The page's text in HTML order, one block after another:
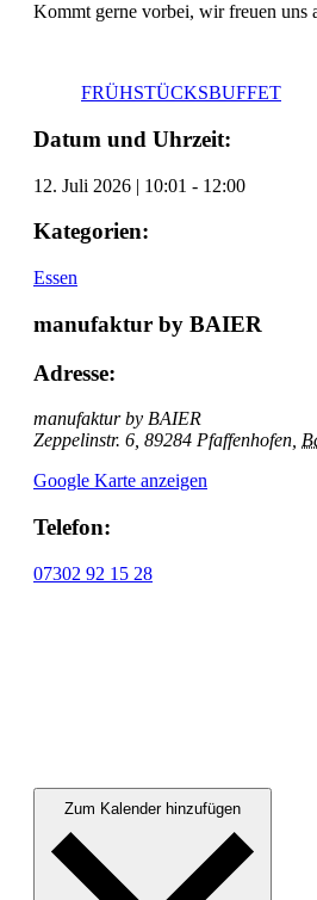
Kommt gerne vorbei, wir freuen uns
FRÜHSTÜCKSBUFFET
Datum und Uhrzeit:
12. Juli 2026 | 10:01 - 12:00
Kategorien:
Essen
manufaktur by BAIER
Adresse:
manufaktur by BAIER
Zeppelinstr. 6, 89284 Pfaffenhofen
Google Karte anzeigen
Telefon:
07302 92 15 28